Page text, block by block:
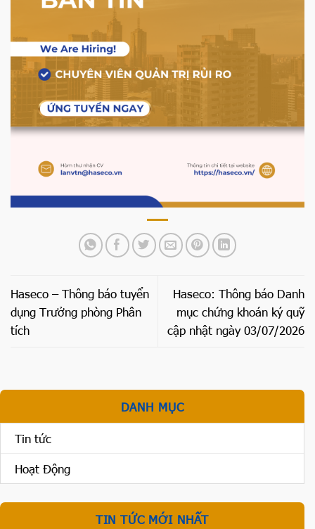
Haseco – Thông báo tuyển
dụng Trưởng phòng Phân
tích
Haseco: Thông báo Danh
mục chứng khoán ký quỹ
cập nhật ngày 03/07/2026
DANH MỤC
Tin tức
Hoạt Động
TIN TỨC MỚI NHẤT